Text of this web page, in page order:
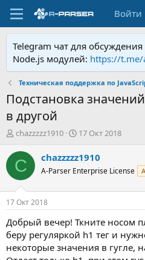
Войти
Telegram чат для
Node.js модулей: https://t.me/
Техническая поддержка по
Подстановка
в другой
А
т
о
т
е
м
ы
chazzzzz1910
Д
т
н
а
л
а
17 Окт 2018
C chazzzzz1910
A-Parser Enterprise License
17 Окт 2018
Добрый вечер! Ткните носом
беру регуляркой h1 тег и
некоторые значения в гугле,